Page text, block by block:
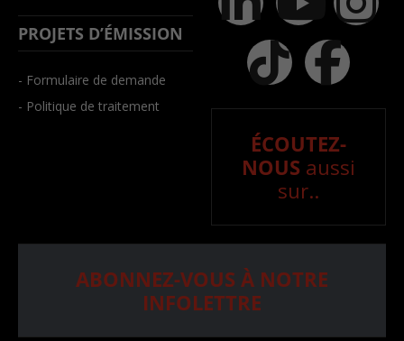
PROJETS D’ÉMISSION
- Formulaire de demande
- Politique de traitement
ÉCOUTEZ-
NOUS aussi
sur..
ABONNEZ-VOUS À NOTRE
INFOLETTRE